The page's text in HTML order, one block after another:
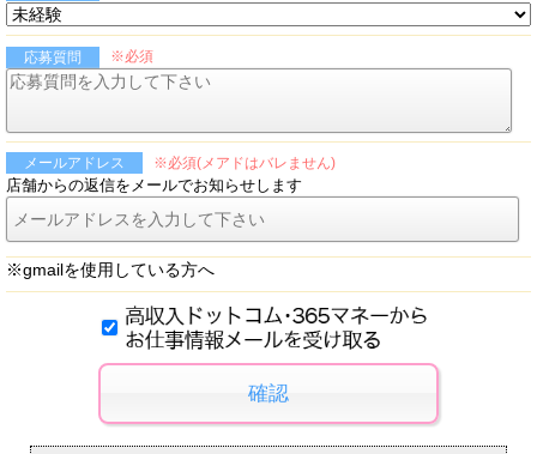
応募質問 ※必須
メールアドレス ※必須(メアドはバレません)
店舗からの返信をメールでお知らせします
※gmailを使用している方へ